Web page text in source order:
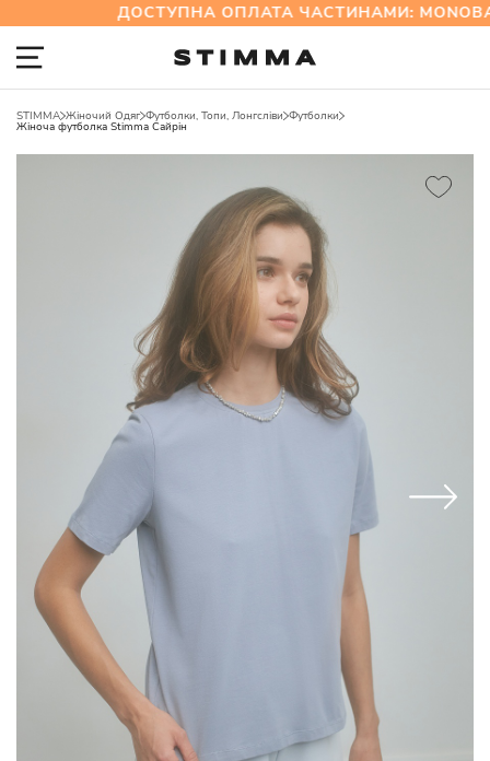
ДОСТУПНА ОПЛАТА ЧАСТИНАМИ:
STIMMA Жіночий Одяг Футболки, Топи, Лонгсліви Футболки
Жіноча футболка Stimma Сайрін